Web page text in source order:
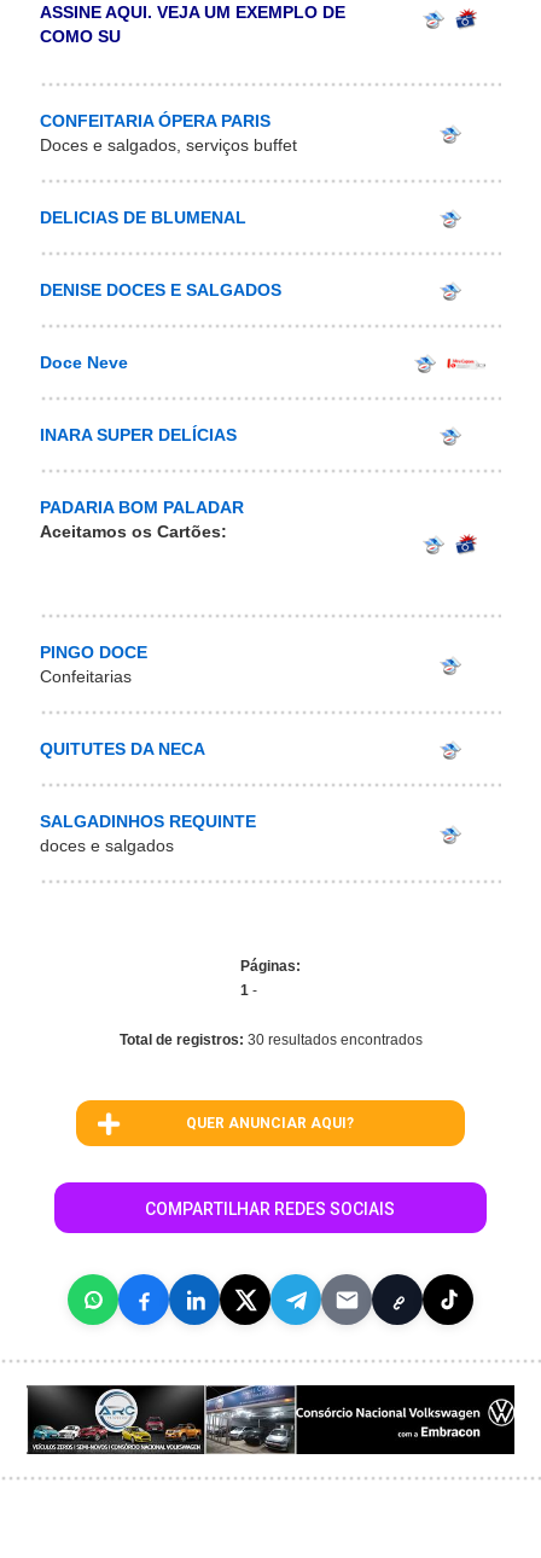
ASSINE AQUI. VEJA UM EXEMPLO DE
COMO SU
CONFEITARIA ÓPERA PARIS
Doces e salgados, serviços buffet
DELICIAS DE BLUMENAL
DENISE DOCES E SALGADOS
Doce Neve
INARA SUPER DELÍCIAS
PADARIA BOM PALADAR
Aceitamos os Cartões:
PINGO DOCE
Confeitarias
QUITUTES DA NECA
SALGADINHOS REQUINTE
doces e salgados
Páginas:
1 -
Total de registros: 30 resultados encontrados
QUER ANUNCIAR AQUI?
COMPARTILHAR REDES SOCIAIS